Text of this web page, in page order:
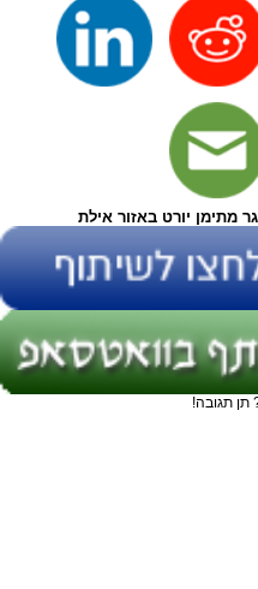
מתימן יורט באזור אילת
תן תגובה!